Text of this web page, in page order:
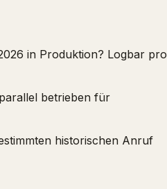
in Produktion? Logbar pro
betrieben für
historischen Anruf